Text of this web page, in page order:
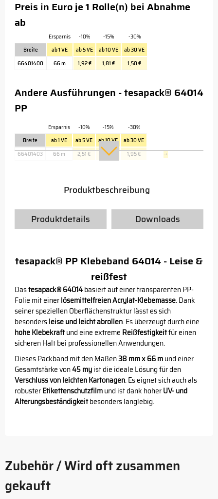
Preis in Euro je 1 Rolle(n) bei Abnahme
ab
Ersparnis -10% -15%
-30%
Breite
ab 1 VE ab 5 VE ab 10 VE
ab 30 VE
66401400
66 m 1,92 € 1,81 € 1,50 €
Andere Ausführungen - tesapack® 64014
PP
Ersparnis -10% -15%
-30%
Breite
ab 1 VE ab 5 VE ab 10 VE
ab 30 VE
66401403
66 m 2,51 € 2,37 € 1,95 € →
Produktbeschreibung
Produktdetails Downloads
tesapack® PP Klebeband 64014 - Leise &
reißfest
Dastesapack® 64014basiert auf einer transparenten PP-
Folie mit einerlösemittelfreien Acrylat-Klebemasse. Dank
seiner speziellen Oberflächenstruktur lässt es sich
besondersleise und leicht abrollen. Es überzeugt durch eine
hohe Klebekraftund eine extreme Reißfestigkeitfür einen
sicheren Halt bei professionellen Anwendungen.
Dieses Packband mit den Maßen38 mm x 66 mund einer
Gesamtstärke von45 myist die ideale Lösung für den
Verschluss von leichten Kartonagen. Es eignet sich auch als
robusterEtikettenschutzfilmund ist dank hoherUV- und
Alterungsbeständigkeitbesonders langlebig.
Zubehör / Wird oft zusammen
gekauft